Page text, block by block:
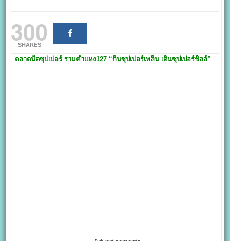
300
SHARES
ตลาดนัดซุปเปอร์ รามคำแหง127 “กินซุปเปอร์เพลิน เดินซุปเปอร์ชิลล์”